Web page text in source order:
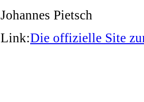
Johannes Pietsch
Link:Die offizielle Site